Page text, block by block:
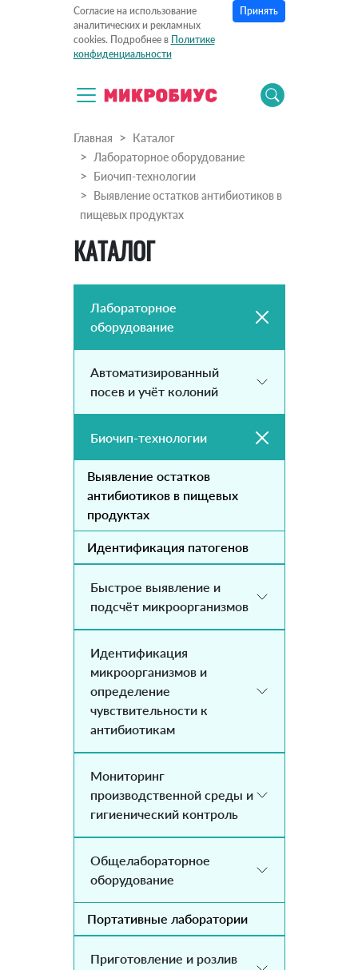
Согласие на использование
аналитических и рекламных
cookies. Подробнее в Политике
конфиденциальности
Принять
Главная
Каталог
Лабораторное оборудование
Биочип-технологии
Выявление остатков антибиотиков в
пищевых продуктах
КАТАЛОГ
Лабораторное
оборудование
Автоматизированный
посев и учёт колоний
Биочип-технологии
Выявление остатков
антибиотиков в пищевых
продуктах
Идентификация патогенов
Быстрое выявление и
подсчёт микроорганизмов
Идентификация
микроорганизмов и
определение
чувствительности к
антибиотикам
Мониторинг
производственной среды и
гигиенический контроль
Общелабораторное
оборудование
Портативные лаборатории
Приготовление и розлив